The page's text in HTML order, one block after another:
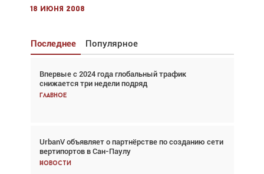
18 июня 2008
Последнее Популярное
Впервые с 2024 года глобальный трафик
снижается три недели подряд
Главное
UrbanV объявляет о партнёрстве по созданию сети
вертипортов в Сан-Паулу
Новости
Взгляд с высоты: тандем вертолётов и БПЛА в
спасательных операциях
Главное
Авиационный фотограф Дэйв Кох: «Фотография
говорит сама за себя... а ИИ всё портит»
Новости